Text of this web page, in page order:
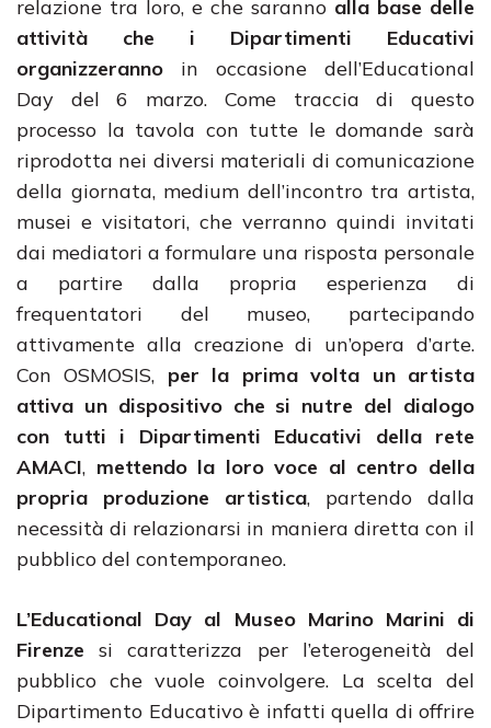
relazione tra loro, e che saranno alla base delle
attività che i Dipartimenti Educativi
organizzeranno in occasione dell’Educational
Day del 6 marzo. Come traccia di questo
processo la tavola con tutte le domande sarà
riprodotta nei diversi materiali di comunicazione
della giornata, medium dell’incontro tra artista,
musei e visitatori, che verranno quindi invitati
dai mediatori a formulare una risposta personale
a partire dalla propria esperienza di
frequentatori del museo, partecipando
attivamente alla creazione di un’opera d’arte.
Con OSMOSIS, per la prima volta un artista
attiva un dispositivo che si nutre del dialogo
con tutti i Dipartimenti Educativi della rete
AMACI, mettendo la loro voce al centro della
propria produzione artistica, partendo dalla
necessità di relazionarsi in maniera diretta con il
pubblico del contemporaneo.
L’Educational Day al Museo Marino Marini di
Firenze si caratterizza per l’eterogeneità del
pubblico che vuole coinvolgere. La scelta del
Dipartimento Educativo è infatti quella di offrire